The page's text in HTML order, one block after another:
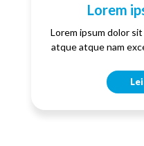
Lorem
Lorem ipsum dolor
atque atque nam